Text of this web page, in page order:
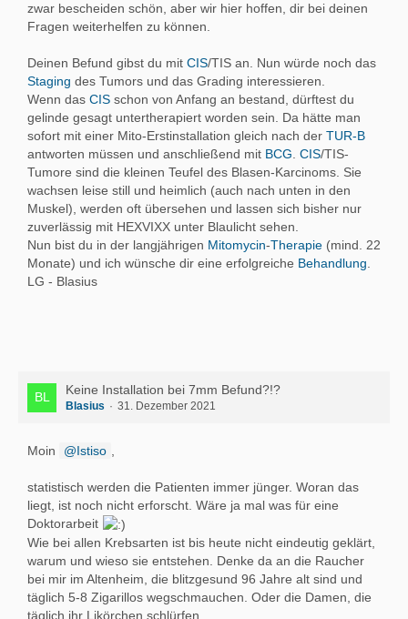
zwar bescheiden schön, aber wir hier hoffen, dir bei deinen
Fragen weiterhelfen zu können.
Deinen Befund gibst du mit CIS/TIS an. Nun würde noch das
Staging des Tumors und das Grading interessieren.
Wenn das CIS schon von Anfang an bestand, dürftest du
gelinde gesagt untertherapiert worden sein. Da hätte man
sofort mit einer Mito-Erstinstallation gleich nach der TUR-B
antworten müssen und anschließend mit BCG CIS/TIS-
Tumore sind die kleinen Teufel des Blasen-Karcinoms. Sie
wachsen leise still und heimlich (auch nach unten in den
Muskel), werden oft übersehen und lassen sich bisher nur
zuverlässig mit HEXVIXX unter Blaulicht sehen.
Nun bist du in der langjährigen Mitomycin-Therapie (mind. 22
Monate) und ich wünsche dir eine erfolgreiche Behandlung
LG - Blasius
Keine Installation bei 7mm Befund?!?
Blasius 31. Dezember 2021
Moin Istiso
statistisch werden die Patienten immer jünger. Woran das
liegt, ist noch nicht erforscht. Wäre ja mal was für eine
Doktorarbeit
Wie bei allen Krebsarten ist bis heute nicht eindeutig geklärt,
warum und wieso sie entstehen. Denke da an die Raucher
bei mir im Altenheim, die blitzgesund 96 Jahre alt sind und
täglich 5-8 Zigarillos wegschmauchen. Oder die Damen, die
täglich ihr Likörchen schlürfen.